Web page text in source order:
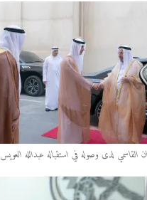
لدى وصوله في استقباله عبدالله العويس